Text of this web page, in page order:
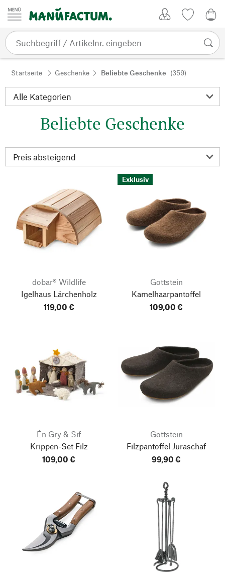
Zum Inhalt springen
Startseite Geschenke Beliebte Geschenke (359)
Beliebte Geschenke
dobar® Wildlife
Igelhaus Lärchenholz
119,00 €
Exklusiv
Gottstein
Kamelhaarpantoffel
109,00 €
Én Gry & Sif
Krippen-Set Filz
109,00 €
Gottstein
Filzpantoffel Juraschaf
99,90 €